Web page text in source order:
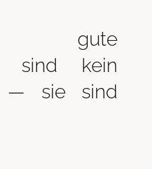
gute
sind kein
— sie sind